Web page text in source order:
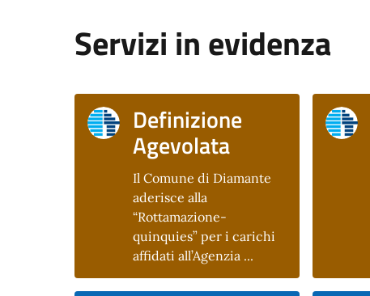
Servizi in evidenza
Definizione
Agevolata
Il Comune di Diamante
aderisce alla
“Rottamazione-
quinquies” per i carichi
affidati all’Agenzia ...